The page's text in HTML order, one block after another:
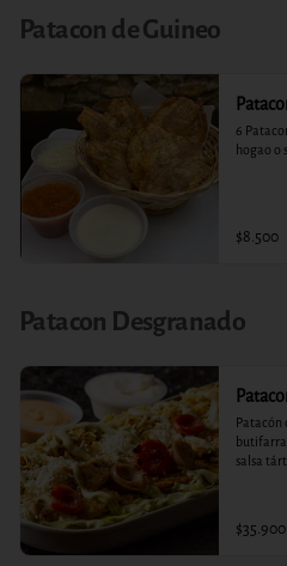
Patacon de Guineo
6
hogao o
$8.500
Patacon Desgranado
Patacón
salsa
$35.900